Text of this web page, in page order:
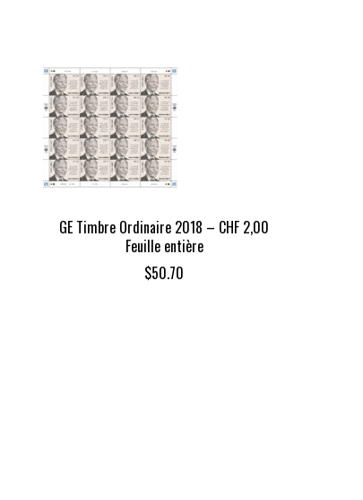
GE Timbre Ordinaire 2018 – CHF 2,00
Feuille entière
$50.70